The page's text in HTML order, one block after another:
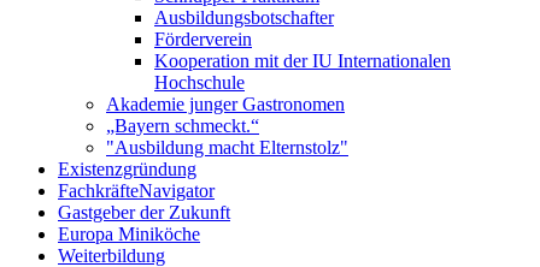
Ausbildungsbotschafter
Förderverein
Kooperation mit der IU Internationalen
Hochschule
Akademie junger Gastronomen
„Bayern schmeckt.“
"Ausbildung macht Elternstolz"
Existenzgründung
FachkräfteNavigator
Gastgeber der Zukunft
Europa Miniköche
Weiterbildung